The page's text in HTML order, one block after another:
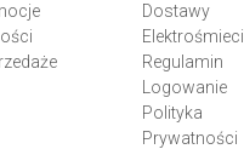
Dostawy
Elektrośmieci
Regulamin
Logowanie
Polityka
Prywatności